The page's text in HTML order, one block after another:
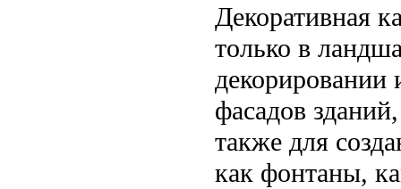
Декоративная
только в
декорировании
фасадов
также для
как фонтаны,